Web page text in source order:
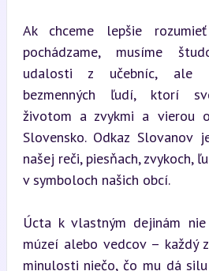
Ak chceme lepšie
pochádzame, musíme
udalosti z učebníc, ale
bezmenných ľudí, ktorí
životom a zvykmi a vierou
Slovensko. Odkaz Slovanov
našej reči, piesňach, zvykoch,
v symboloch našich obcí.
Úcta k vlastným dejinám
múzeí alebo vedcov – každý
minulosti niečo, čo mu dá